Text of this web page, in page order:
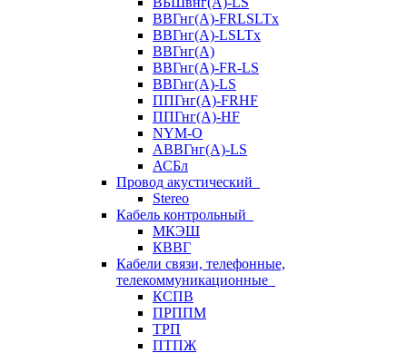
ВВГнг(A)-FRLSLTx
ВВГнг(A)-LSLTx
ВВГнг(А)
ВВГнг(А)-FR-LS
ВВГнг(А)-LS
ППГнг(А)-FRHF
ППГнг(А)-HF
NYM-O
АВВГнг(А)-LS
АСБл
Провод акустический
Stereo
Кабель контрольный
МКЭШ
КВВГ
Кабели связи, телефонные,
телекоммуникационные
КСПВ
ПРППМ
ТРП
ПТПЖ